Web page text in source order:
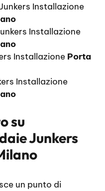
Installazione
Installazione
Installazione Porta
Installazione
su
Junkers
un punto di